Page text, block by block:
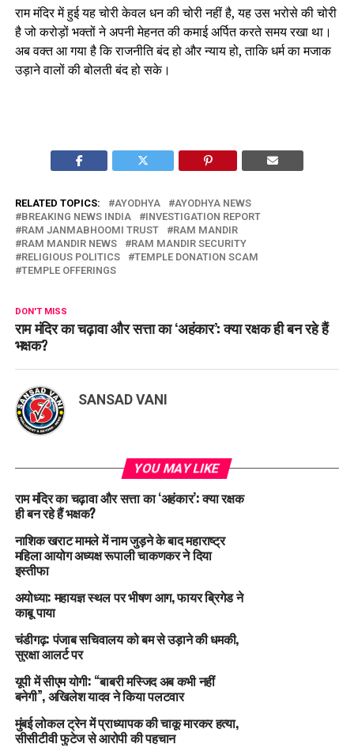
राम मंदिर में हुई यह चोरी केवल धन की चोरी नहीं है, यह उस भरोसे की चोरी
है जो करोड़ों भक्तों ने अपनी मेहनत की कमाई अर्पित करते समय रखा था।
अब वक्त आ गया है कि राजनीति बंद हो और न्याय हो, ताकि धर्म का मजाक
उड़ाने वालों की बोलती बंद हो सके।
RELATED TOPICS: AYODHYA
AYODHYA NEWS
BREAKING NEWS INDIA
INVESTIGATION REPORT
RAM JANMABHOOMI TRUST
RAM MANDIR
RAM MANDIR NEWS
RAM MANDIR SECURITY
RELIGIOUS POLITICS
TEMPLE DONATION SCAM
TEMPLE OFFERINGS
DON'T MISS
राम मंदिर का चढ़ावा और सत्ता का ‘अहंकार’: क्या रक्षक ही बन रहे हैं
भक्षक?
SANSAD VANI
YOU MAY LIKE
राम मंदिर का चढ़ावा और सत्ता का ‘अहंकार’: क्या रक्षक
ही बन रहे हैं भक्षक?
नाशिक खराट मामले में नाम जुड़ने के बाद महाराष्ट्र
महिला आयोग अध्यक्ष रूपाली चाकणकर ने दिया
इस्तीफा
अयोध्या: महायज्ञ स्थल पर भीषण आग, फायर ब्रिगेड ने
काबू पाया
चंडीगढ़: पंजाब सचिवालय को बम से उड़ाने की धमकी,
सुरक्षा आलर्ट पर
यूपी में सीएम योगी: “बाबरी मस्जिद अब कभी नहीं
बनेगी”, अखिलेश यादव ने किया पलटवार
मुंबई लोकल ट्रेन में प्राध्यापक की चाकू मारकर हत्या,
सीसीटीवी फुटेज से आरोपी की पहचान